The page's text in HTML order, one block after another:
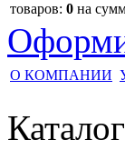
товаров: 0 на
О КОМПАНИИ
Каталог